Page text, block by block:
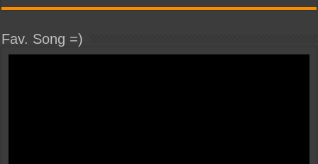
Fav. Song =)